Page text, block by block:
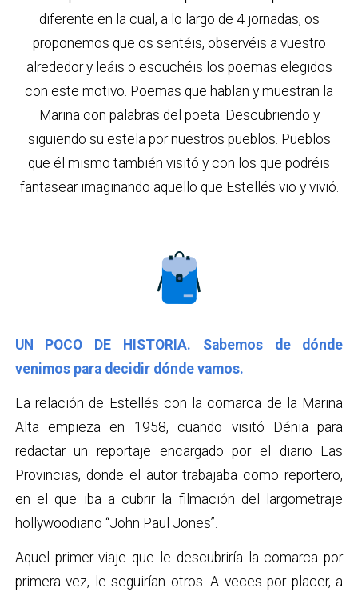
diferente en la cual, a lo largo de 4 jornadas, os
proponemos que os sentéis, observéis a vuestro
alrededor y leáis o escuchéis los poemas elegidos
con este motivo. Poemas que hablan y muestran la
Marina con palabras del poeta. Descubriendo y
siguiendo su estela por nuestros pueblos. Pueblos
que él mismo también visitó y con los que podréis
fantasear imaginando aquello que Estellés vio y vivió.
UN POCO DE HISTORIA. Sabemos de dónde
venimos para decidir dónde vamos.
La relación de Estellés con la comarca de la Marina
Alta empieza en 1958, cuando visitó Dénia para
redactar un reportaje encargado por el diario Las
Provincias, donde el autor trabajaba como reportero,
en el que iba a cubrir la filmación del largometraje
hollywoodiano “John Paul Jones”.
Aquel primer viaje que le descubriría la comarca por
primera vez, le seguirían otros. A veces por placer, a